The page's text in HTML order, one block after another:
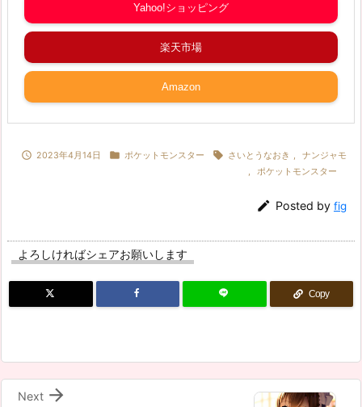
Yahoo!ショッピング
楽天市場
Amazon
 2023年4月14日  ポケットモンスター  さいとうなおき
ナンジャモ
ポケットモンスター
 Posted by fig
よろしければシェアお願いします
Copy

Next